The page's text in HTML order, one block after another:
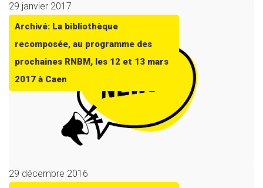
29 janvier 2017
Archivé: La bibliothèque
recomposée, au programme des
prochaines RNBM, les 12 et 13 mars
2017 à Caen
29 décembre 2016